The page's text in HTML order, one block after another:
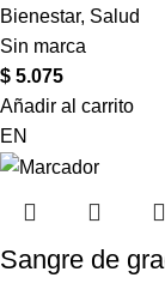
Bienestar, Salud
Sin marca
$ 5.075
Añadir al carrito
EN
Sangre de